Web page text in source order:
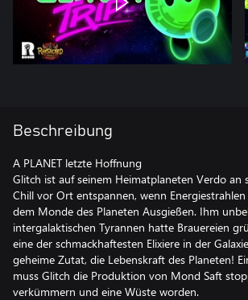
Beschreibung
A PLANET letzte Hoffnung
Glitch ist auf seinem Heimatplaneten Verdo an
Chill vor Ort entspannen, wenn
dem Monde des Planeten Ausgießen. Ihm
intergalaktischen Tyrannen hatte Brauereien
eine der schmackhaftesten Elixiere in der
geheime Zutat, die Lebenskraft des Planeten!
muss Glitch die Produktion von Mond Saft
verkümmern und eine Wüste worden.